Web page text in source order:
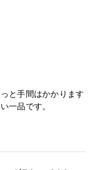
と手間はかかります
一品です。